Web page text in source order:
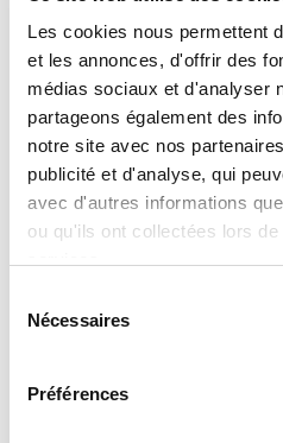
Les cookies nous permettent
et les annonces, d'offrir des
médias sociaux et d'analyser
partageons également des
notre site avec nos
publicité et d'analyse, qui
avec d'autres informations
ou qu'ils ont collectées lors
Nécessaires
Préférences
SA1E-XP1-2M
Capteur photo transparent
Transparent Detection